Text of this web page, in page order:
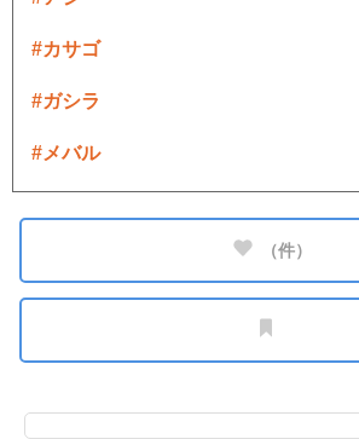
#カサゴ
#ガシラ
#メバル
（件）